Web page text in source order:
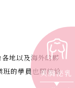
各地以及海外的夥
班的學員也開放給
美胸泌乳